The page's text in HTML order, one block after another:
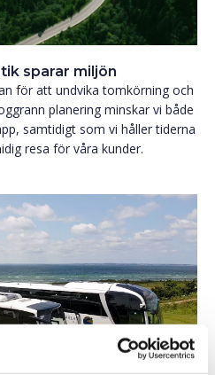
sparar miljön
för att undvika tomkörning och
planering minskar vi både
samtidigt som vi håller tiderna
resa för våra kunder.